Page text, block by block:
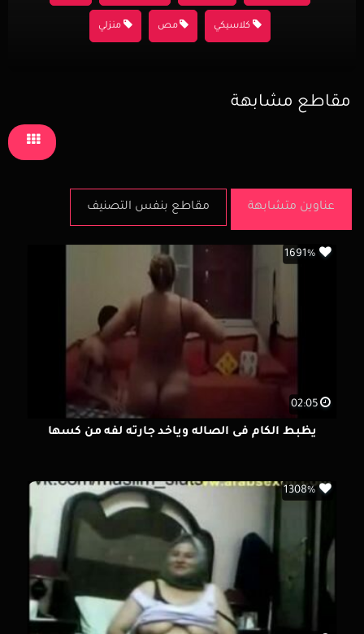
كلاسيكي مص منزلي
مقاطع مشابهة
عناوين متشابهة مقاطع بنفس التصنيف
02:05
1691%
يظبط الكام فى الصاله وياخد جارته لفه من كسها
1308%